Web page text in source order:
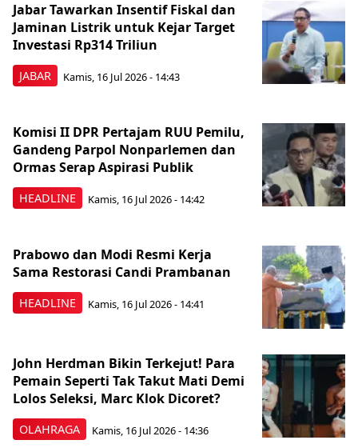
JABAR
Jabar Tawarkan Insentif Fiskal dan
Jaminan Listrik untuk Kejar Target
Investasi Rp314 Triliun
Kamis, 16 Jul 2026 - 14:43
HEADLINE
Komisi II DPR Pertajam RUU Pemilu,
Gandeng Parpol Nonparlemen dan
Ormas Serap Aspirasi Publik
Kamis, 16 Jul 2026 - 14:42
HEADLINE
Prabowo dan Modi Resmi Kerja
Sama Restorasi Candi Prambanan
Kamis, 16 Jul 2026 - 14:41
OLAHRAGA
John Herdman Bikin Terkejut! Para
Pemain Seperti Tak Takut Mati Demi
Lolos Seleksi, Marc Klok Dicoret?
Kamis, 16 Jul 2026 - 14:36